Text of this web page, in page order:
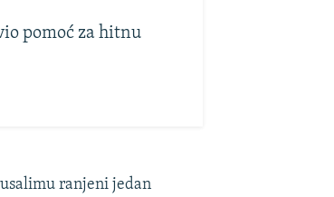
pomoć za hitnu
ranjeni jedan